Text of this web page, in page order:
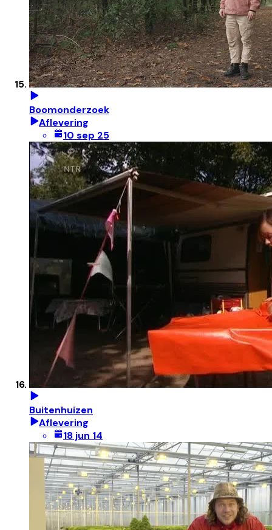
Boomonderzoek
Aflevering
10 sep 25
Buitenhuizen
Aflevering
18 jun 14